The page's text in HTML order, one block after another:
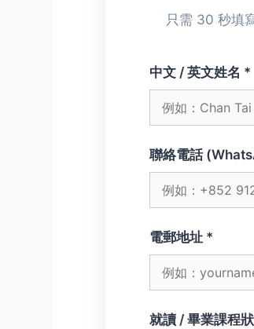
只需 30 秒填
中文 / 英文姓名 *
聯絡電話
電郵地址 *
就讀 / 畢業課程